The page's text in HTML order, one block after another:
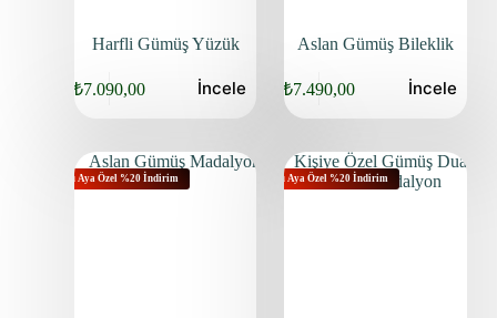
Harfli Gümüş Yüzük
₺7.090,00 İncele
Aslan Gümüş Bileklik
₺7.490,00 İncele
Bu Aya Özel %20 İndirim Bu Aya Özel %20 İndirim